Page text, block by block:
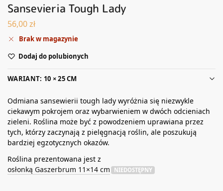
Sansevieria Tough Lady
56,00zł
Brak w magazynie
Dodaj do polubionych
WARIANT: 10 × 25 CM
Odmiana sansewierii tough lady wyróżnia się niezwykle
ciekawym pokrojem oraz wybarwieniem w dwóch odcieniach
zieleni. Roślina może być z powodzeniem uprawiana przez
tych, którzy zaczynają z pielęgnacją roślin, ale poszukują
bardziej egzotycznych okazów.
Roślina prezentowana jest z
osłonką Gaszerbrum 11×14 cm
NIEDOSTĘPNY